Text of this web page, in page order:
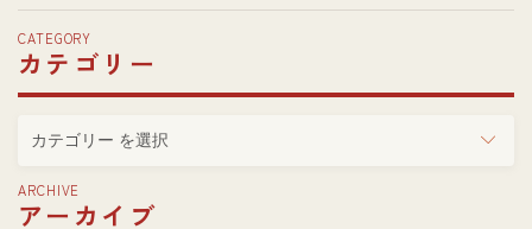
CATEGORY
カテゴリー
テ
ゴ
リ
ARCHIVE
アーカイブ